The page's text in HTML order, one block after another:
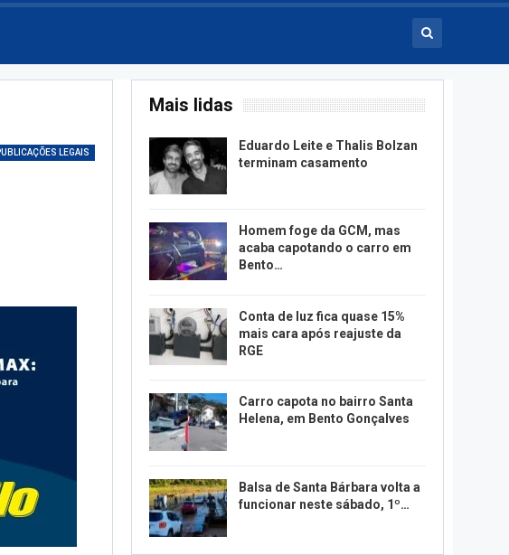
LEGAIS
Mais lidas
Eduardo Leite e Thalis Bolzan
terminam casamento
Homem foge da GCM, mas
acaba capotando o carro em
Bento…
Conta de luz fica quase 15%
mais cara após reajuste da
RGE
Carro capota no bairro Santa
Helena, em Bento Gonçalves
Balsa de Santa Bárbara volta a
funcionar neste sábado, 1º…